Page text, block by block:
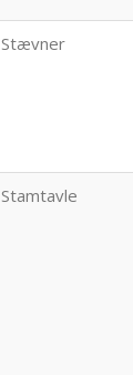
Stævner
Stamtavle